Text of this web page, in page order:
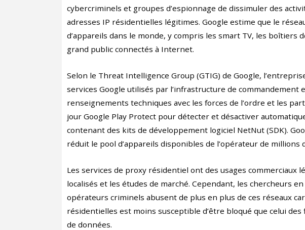
cybercriminels et groupes d’espionnage de dissimuler des
adresses IP résidentielles légitimes. Google estime que le
d’appareils dans le monde, y compris les smart TV, les boîtiers
grand public connectés à Internet.
Selon le Threat Intelligence Group (GTIG) de Google,
services Google utilisés par l’infrastructure de commandement
renseignements techniques avec les forces de l’ordre et les
jour Google Play Protect pour détecter et désactiver
contenant des kits de développement logiciel NetNut (SDK).
réduit le pool d’appareils disponibles de l’opérateur de millions
Les services de proxy résidentiel ont des usages commerciaux
localisés et les études de marché. Cependant, les chercheurs
opérateurs criminels abusent de plus en plus de ces réseaux
résidentielles est moins susceptible d’être bloqué que celui
de données.